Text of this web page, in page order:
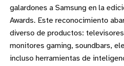
galardones a Samsung en la
Awards. Este reconocimiento
diverso de productos:
monitores gaming, soundbars,
incluso herramientas de